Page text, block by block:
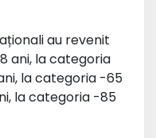
au revenit
ani, la categoria
la categoria -65
la categoria -85